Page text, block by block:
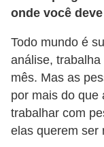
onde você
Todo mundo é
análise,
mês. Mas as
por mais do que
trabalhar com
elas querem ser
R
c
u
r